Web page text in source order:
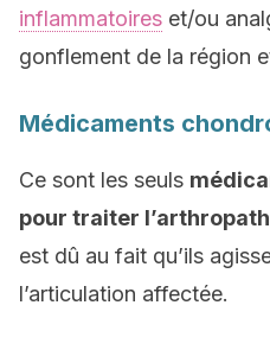
inflammatoires et/ou
gonflement de la région
Médicaments
Ce sont les seuls
pour traiter
est dû au fait qu’ils
l’articulation affectée.